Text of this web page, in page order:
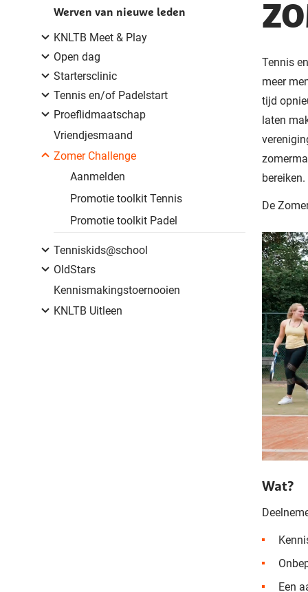
Werven van nieuwe leden
KNLTB Meet & Play
Open dag
Startersclinic
Tennis en/of Padelstart
Proeflidmaatschap
Vriendjesmaand
Zomer Challenge
Aanmelden
Promotie toolkit Tennis
Promotie toolkit Padel
Tenniskids@school
OldStars
Kennismakingstoernooien
KNLTB Uitleen
Tennis
meer
tijd
laten
bereiken.
De
Wat?
Een